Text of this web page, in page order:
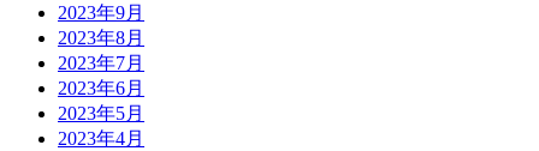
2023年9月
2023年8月
2023年7月
2023年6月
2023年5月
2023年4月